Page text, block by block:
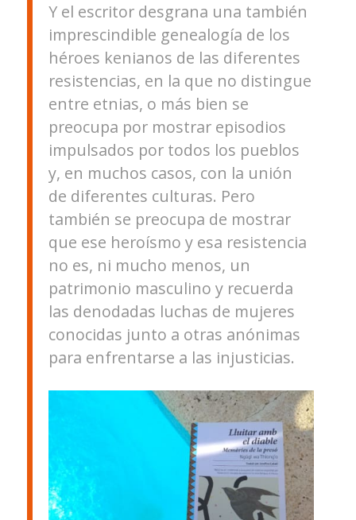
Y el escritor desgrana una también
imprescindible genealogía de los
héroes kenianos de las diferentes
resistencias, en la que no distingue
entre etnias, o más bien se
preocupa por mostrar episodios
impulsados por todos los pueblos
y, en muchos casos, con la unión
de diferentes culturas. Pero
también se preocupa de mostrar
que ese heroísmo y esa resistencia
no es, ni mucho menos, un
patrimonio masculino y recuerda
las denodadas luchas de mujeres
conocidas junto a otras anónimas
para enfrentarse a las injusticias.